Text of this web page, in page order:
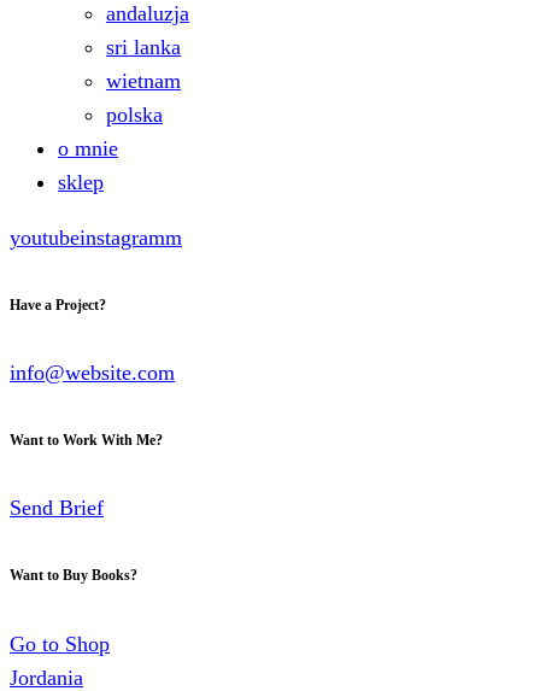
andaluzja
sri lanka
wietnam
polska
o mnie
sklep
youtubeinstagramm
Have a Project?
info@website.com
Want to Work With Me?
Send Brief
Want to Buy Books?
Go to Shop
Jordania